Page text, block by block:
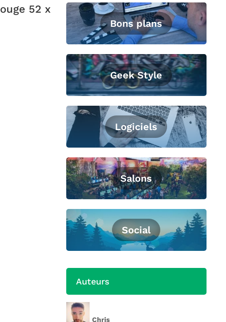
52 x
Bons plans
Geek Style
Logiciels
Salons
Social
Auteurs
Chris